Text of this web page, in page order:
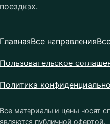
поездках.
ГлавнаяВсе направления
Пользовательское
Политика
Все материалы и цены носят
являются публичной офертой.